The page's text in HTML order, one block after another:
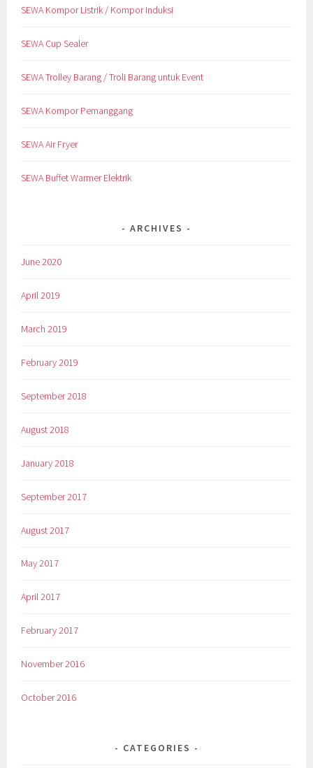
SEWA Kompor Listrik / Kompor Induksi
SEWA Cup Sealer
SEWA Trolley Barang / Troli Barang untuk Event
SEWA Kompor Pemanggang
SEWA Air Fryer
SEWA Buffet Warmer Elektrik
ARCHIVES
June 2020
April 2019
March 2019
February 2019
September 2018
August 2018
January 2018
September 2017
August 2017
May 2017
April 2017
February 2017
November 2016
October 2016
CATEGORIES